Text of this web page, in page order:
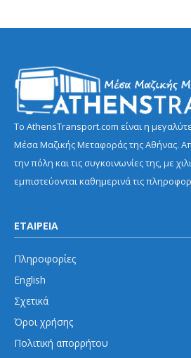
Το AthensTransport.com είναι η
Μέσα Μαζικής Μεταφοράς της Αθήνας.
την πόλη και τις συγκοινωνίες της, με
εμπιστεύονται καθημερινά τις
ΕΤΑΙΡΕΙΑ
Πληροφορίες
English
Σχετικά
Όροι χρήσης
Πολιτική απορρήτου